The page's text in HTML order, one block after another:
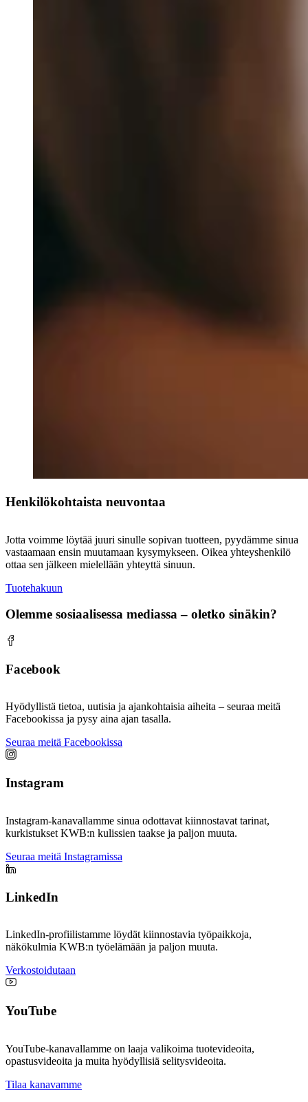
Henkilökohtaista neuvontaa
Jotta voimme löytää juuri sinulle sopivan tuotteen, pyydämme sinua
vastaamaan ensin muutamaan kysymykseen. Oikea yhteyshenkilö
ottaa sen jälkeen mielellään yhteyttä sinuun.
Tuotehakuun
Olemme sosiaalisessa mediassa – oletko sinäkin?
Facebook
Hyödyllistä tietoa, uutisia ja ajankohtaisia aiheita – seuraa meitä
Facebookissa ja pysy aina ajan tasalla.
Seuraa meitä Facebookissa
Instagram
Instagram-kanavallamme sinua odottavat kiinnostavat tarinat,
kurkistukset KWB:n kulissien taakse ja paljon muuta.
Seuraa meitä Instagramissa
LinkedIn
LinkedIn-profiilistamme löydät kiinnostavia työpaikkoja,
näkökulmia KWB:n työelämään ja paljon muuta.
Verkostoidutaan
YouTube
YouTube-kanavallamme on laaja valikoima tuotevideoita,
opastusvideoita ja muita hyödyllisiä selitysvideoita.
Tilaa kanavamme